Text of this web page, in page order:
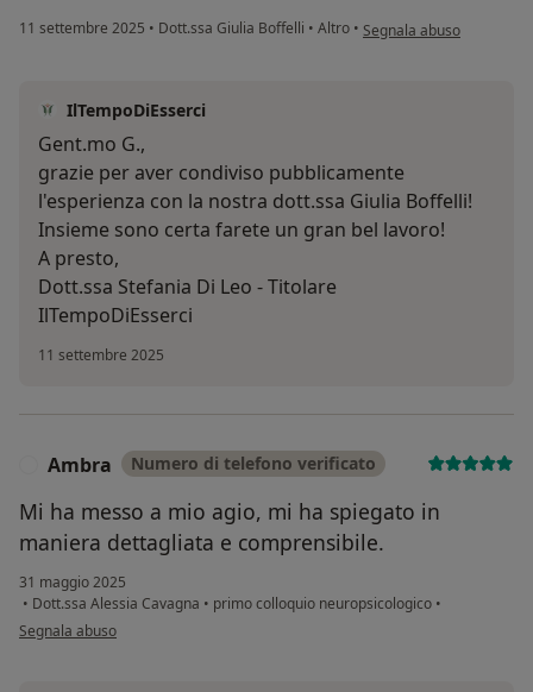
11 settembre 2025 • Dott.ssa Giulia Boffelli • Altro • secondo l'opinione
Segnala abuso
IlTempoDiEsserci
Gent.mo G.,
grazie per aver condiviso pubblicamente
l'esperienza con la nostra dott.ssa Giulia Boffelli!
Insieme sono certa farete un gran bel lavoro!
A presto,
Dott.ssa Stefania Di Leo - Titolare
IlTempoDiEsserci
11 settembre 2025
Ambra Numero di telefono verificato
Mi ha messo a mio agio, mi ha spiegato in
maniera dettagliata e comprensibile.
31 maggio 2025
• Dott.ssa Alessia Cavagna • primo colloquio neuropsicologico •
secondo l'opinione dell'utente Ambra
Segnala abuso